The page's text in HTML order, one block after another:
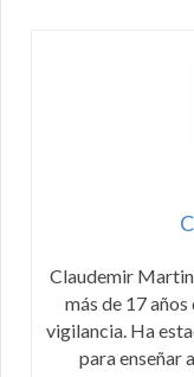
Claudemir
más de 17
vigilancia. Ha
para enseñar